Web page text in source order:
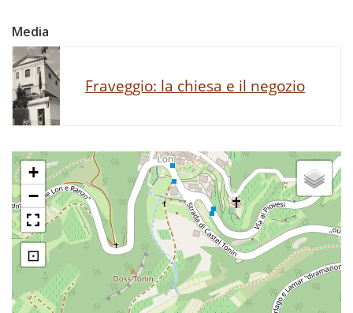
Media
Fraveggio: la chiesa e il negozio
+
−
⊡